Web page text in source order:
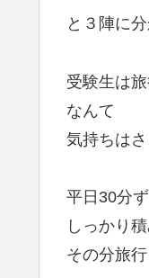
と３陣に
受験生は
なんて
気持ちは
平日30分
しっかり
その分旅